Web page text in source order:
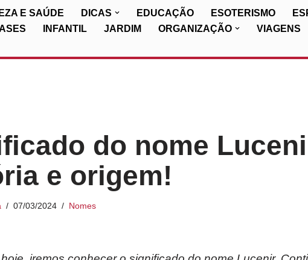
E SAÚDE DICAS EDUCAÇÃO ESOTERISMO
INFANTIL JARDIM ORGANIZAÇÃO VIAGENS
do nome
e origem!
07/03/2024 Nomes